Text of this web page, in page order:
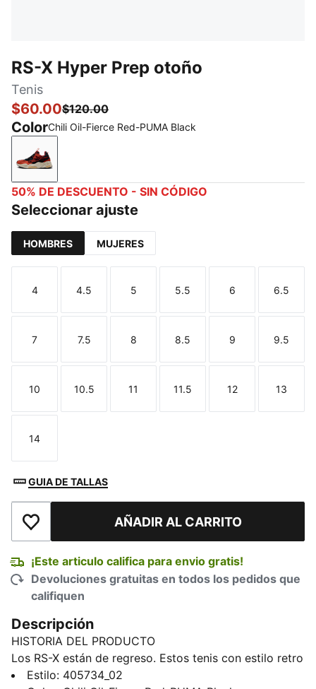
RS-X Hyper Prep otoño
Tenis
$60.00$120.00
ColorChili Oil-Fierce Red-PUMA Black
Chili Oil-Fierce Red-PUMA Black
50% DE DESCUENTO - SIN CÓDIGO
Seleccionar ajuste
HOMBRES MUJERES
Talla
4
Talla
4.5
Talla
5
Talla
5.5
Talla
6
Talla
6.5
Talla
7
Talla
7.5
Talla
8
Talla
8.5
Talla
9
Talla
9.5
Talla
10
Talla
10.5
Talla
11
Talla
11.5
Talla
12
Talla
13
Talla
14
GUIA DE TALLAS
Añadir a la lista de deseosAÑADIR AL CARRITO
¡Este articulo califica para envio gratis!
Devoluciones gratuitas en todos los pedidos que
califiquen
Descripción
HISTORIA DEL PRODUCTO
Los RS-X están de regreso. Estos tenis con estilo retro
futurista causaron sensación cuando salieron en 2018,
Estilo: 405734_02